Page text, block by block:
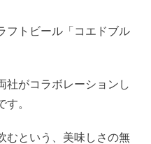
フトビール「コエドブル
社がコラボレーションし
。
むという、美味しさの無